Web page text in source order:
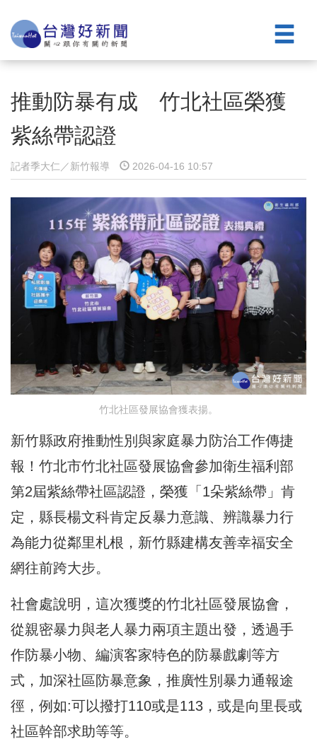
推動防暴有成 竹北社區榮獲
紫絲帶認證
記者季大仁／新竹報導 2026-04-16 10:57
竹北社區發展協會獲表揚。
新竹縣政府推動性別與家庭暴力防治工作傳捷
報！竹北市竹北社區發展協會參加衛生福利部
第2屆紫絲帶社區認證，榮獲「1朵紫絲帶」肯
定，縣長楊文科肯定反暴力意識、辨識暴力行
為能力從鄰里札根，新竹縣建構友善幸福安全
網往前跨大步。
社會處說明，這次獲獎的竹北社區發展協會，
從親密暴力與老人暴力兩項主題出發，透過手
作防暴小物、編演客家特色的防暴戲劇等方
式，加深社區防暴意象，推廣性別暴力通報途
徑，例如:可以撥打110或是113，或是向里長或
社區幹部求助等等。